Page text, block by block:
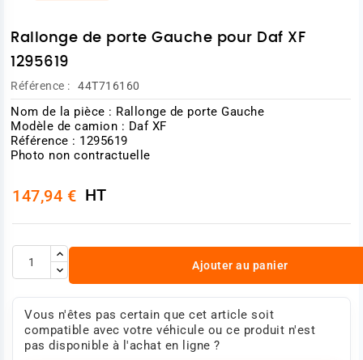
Rallonge de porte Gauche pour Daf XF
1295619
Référence : 44T716160
Nom de la pièce : Rallonge de porte Gauche
Modèle de camion : Daf XF
Référence : 1295619
Photo non contractuelle
147,94 € HT
Ajouter au panier
Vous n'êtes pas certain que cet article soit
compatible avec votre véhicule ou ce produit n'est
pas disponible à l'achat en ligne ?